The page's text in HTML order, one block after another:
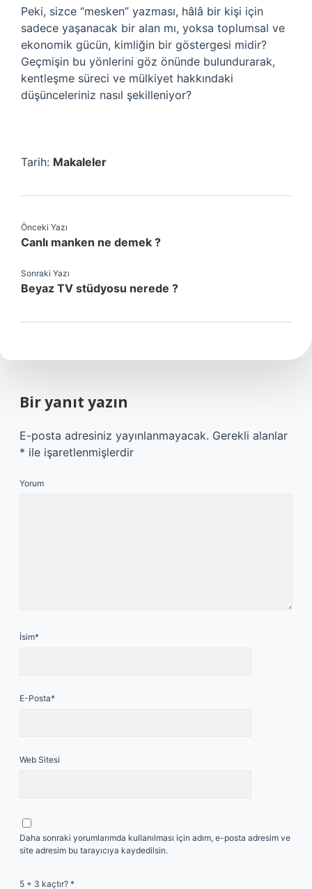
Peki, sizce “mesken” yazması, hâlâ bir kişi için
sadece yaşanacak bir alan mı, yoksa toplumsal ve
ekonomik gücün, kimliğin bir göstergesi midir?
Geçmişin bu yönlerini göz önünde bulundurarak,
kentleşme süreci ve mülkiyet hakkındaki
düşünceleriniz nasıl şekilleniyor?
Tarih: Makaleler
Önceki Yazı
Canlı manken ne demek ?
Sonraki Yazı
Beyaz TV stüdyosu nerede ?
Bir yanıt yazın
E-posta adresiniz yayınlanmayacak. Gerekli alanlar
* ile işaretlenmişlerdir
Yorum
İsim*
E-Posta*
Web Sitesi
Daha sonraki yorumlarımda kullanılması için adım, e-posta adresim ve
site adresim bu tarayıcıya kaydedilsin.
5 + 3 kaçtır? *